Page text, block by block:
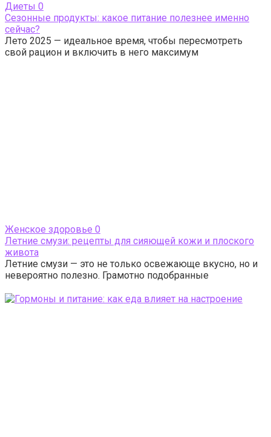
Диеты 0
Сезонные продукты: какое питание полезнее именно
сейчас?
Лето 2025 — идеальное время, чтобы пересмотреть
свой рацион и включить в него максимум
Женское здоровье 0
Летние смузи: рецепты для сияющей кожи и плоского
живота
Летние смузи — это не только освежающе вкусно, но и
невероятно полезно. Грамотно подобранные